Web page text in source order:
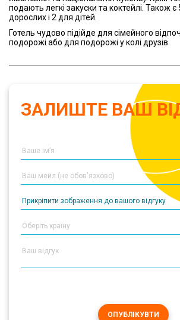
подають легкі закуски та коктейлі. Також є
дорослих і 2 для дітей.
Готель чудово підійде для сімейного
подорожі або для подорожі у колі друзів.
ЗАЛИШТЕ ВАШ
Прикріпити зображення до вашого відгуку
ОПУБЛІКУВТИ